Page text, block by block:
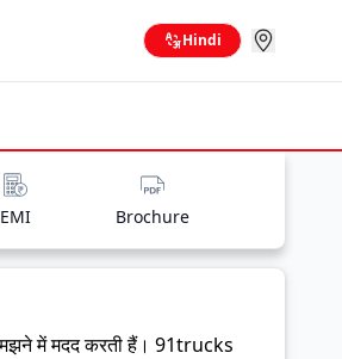
Hindi
EMI Brochure
में मदद करती हैं। 91trucks